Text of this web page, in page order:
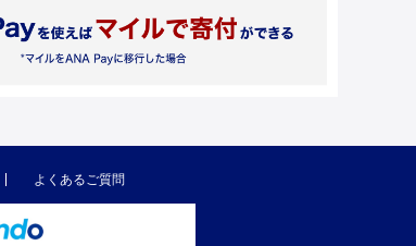
よくあるご質問